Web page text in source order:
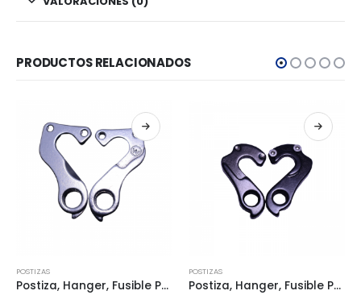
PRODUCTOS RELACIONADOS
POSTIZAS
Postiza, Hanger, Fusible POS0057
POSTIZAS
Postiza, Hanger, Fusible POS0076